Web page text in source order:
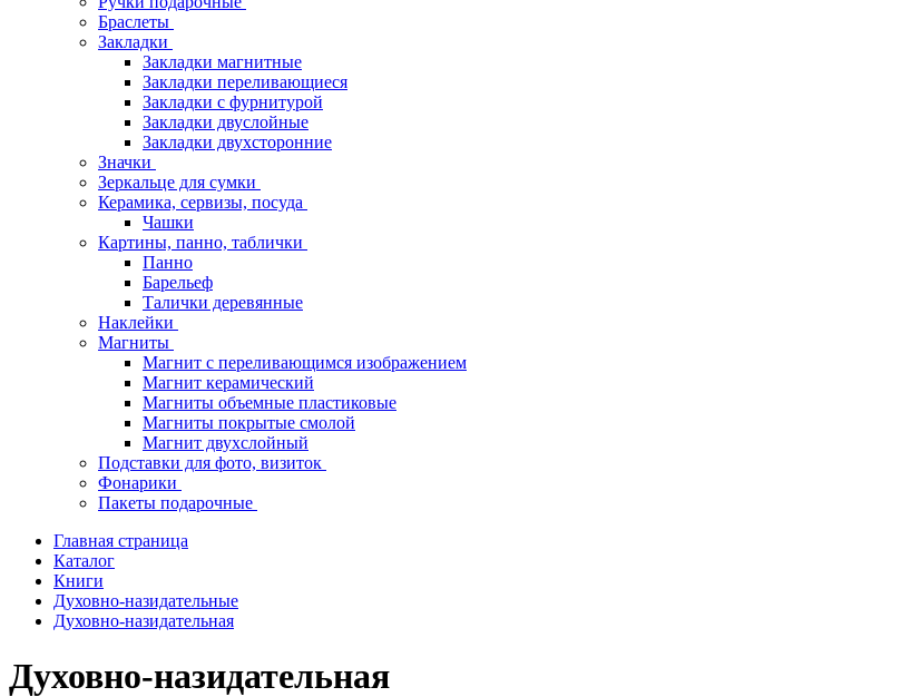
Браслеты
Закладки
Закладки магнитные
Закладки переливающиеся
Закладки с фурнитурой
Закладки двуслойные
Закладки двухсторонние
Значки
Зеркальце для сумки
Керамика, сервизы, посуда
Чашки
Картины, панно, таблички
Панно
Барельеф
Талички деревянные
Наклейки
Магниты
Магнит с переливающимся изображением
Магнит керамический
Магниты объемные пластиковые
Магниты покрытые смолой
Магнит двухслойный
Подставки для фото, визиток
Фонарики
Пакеты подарочные
Главная страница
Каталог
Книги
Духовно-назидательные
Духовно-назидательная
Духовно-назидательная